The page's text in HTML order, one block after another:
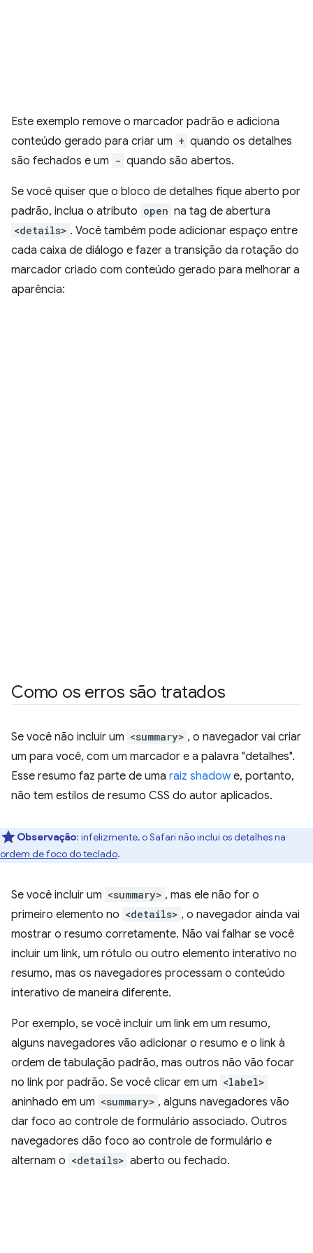
Este exemplo remove o marcador padrão e adiciona
conteúdo gerado para criar um + quando os detalhes
são fechados e um - quando são abertos.
Se você quiser que o bloco de detalhes fique aberto por
padrão, inclua o atributo open na tag de abertura
<details> . Você também pode adicionar espaço entre
cada caixa de diálogo e fazer a transição da rotação do
marcador criado com conteúdo gerado para melhorar a
aparência:
Como os erros são tratados
Se você não incluir um <summary> , o navegador vai criar
um para você, com um marcador e a palavra "detalhes".
Esse resumo faz parte de uma raiz shadowe, portanto,
não tem estilos de resumo CSS do autor aplicados.
Observação: infelizmente, o Safari não inclui os detalhes na
ordem de foco do teclado.
Se você incluir um <summary> , mas ele não for o
primeiro elemento no <details> , o navegador ainda vai
mostrar o resumo corretamente. Não vai falhar se você
incluir um link, um rótulo ou outro elemento interativo no
resumo, mas os navegadores processam o conteúdo
interativo de maneira diferente.
Por exemplo, se você incluir um link em um resumo,
alguns navegadores vão adicionar o resumo e o link à
ordem de tabulação padrão, mas outros não vão focar
no link por padrão. Se você clicar em um <label>
aninhado em um <summary> , alguns navegadores vão
dar foco ao controle de formulário associado. Outros
navegadores dão foco ao controle de formulário e
alternam o <details> aberto ou fechado.